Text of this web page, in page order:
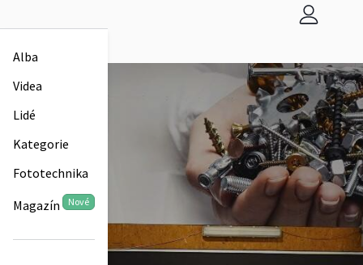
Alba
Videa
Lidé
Kategorie
Fototechnika
Magazín Nové